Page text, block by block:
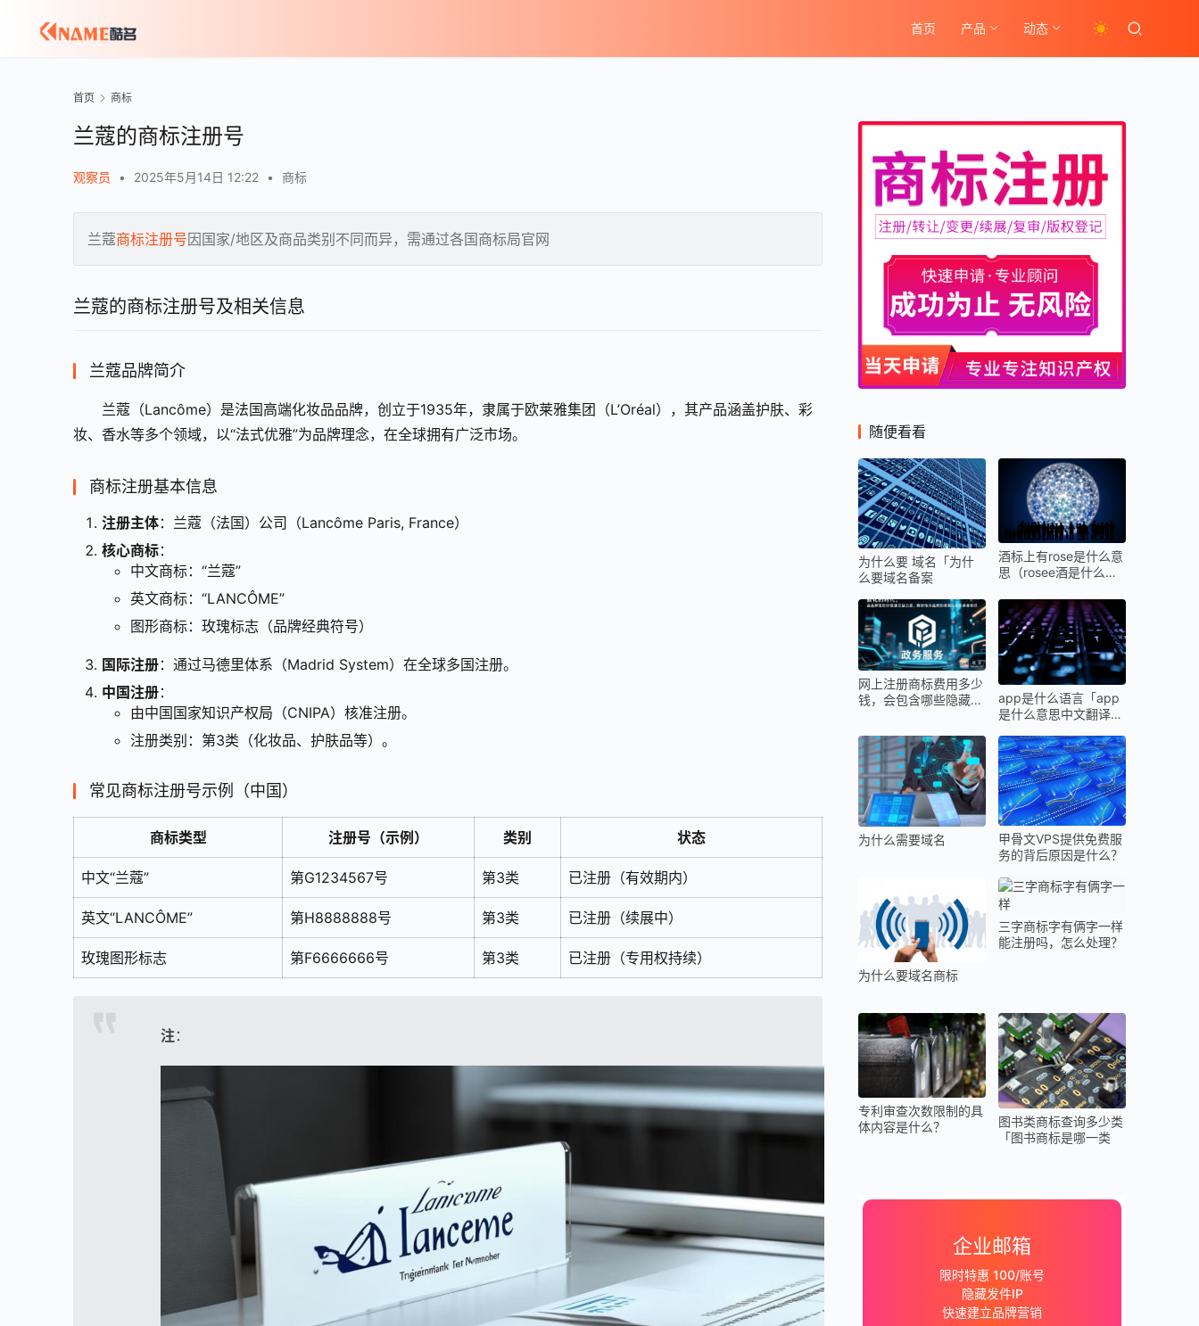
首页 产品 动态
首页 商标
兰蔻的商标注册号
观察员 • 2025年5月14日 12:22 • 商标
兰蔻商标注册号因国家/地区及商品类别不同而异，需通过各国商标局官网
兰蔻的商标注册号及相关信息
兰蔻品牌简介
兰蔻（Lancôme）是法国高端化妆品品牌，创立于1935年，隶属于欧莱雅集团（L’Oréal），其产品涵盖护肤、彩
妆、香水等多个领域，以“法式优雅”为品牌理念，在全球拥有广泛市场。
商标注册基本信息
注册主体：兰蔻（法国）公司（Lancôme Paris, France）
核心商标：
中文商标：“兰蔻”
英文商标：“LANCÔME”
图形商标：玫瑰标志（品牌经典符号）
国际注册：通过马德里体系（Madrid System）在全球多国注册。
中国注册：
由中国国家知识产权局（CNIPA）核准注册。
注册类别：第3类（化妆品、护肤品等）。
常见商标注册号示例（中国）
商标类型 注册号 （示例） 类别 状态
中文“兰蔻” 第G1234567号 第3类 已注册（有效期内）
英文“LANCÔME” 第H8888888号 第3类 已注册（续展中）
玫瑰图形标志 第F6666666号 第3类 已注册（专用权持续）
注 ：
随便看看
为什么要 域名「为什
么要域名备案
酒标上有rose是什么意
思（rosee酒是什么意
网上注册商标费用多少
钱，会包含哪些隐藏收
app是什么语言「app
是什么意思中文翻译
为什么需要域名
甲骨文VPS提供免费服
务的背后原因是什么？
为什么要域名商标
三字商标字有俩字一样
能注册吗，怎么处理？
专利审查次数限制的具
体内容是什么？
图书类商标查询多少类
「图书商标是哪一类
企业邮箱
限时特惠 100/账号
隐藏发件IP
快速建立品牌营销